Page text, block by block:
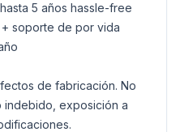
5 años hassle-free
soporte de por vida
de fabricación. No
indebido, exposición a